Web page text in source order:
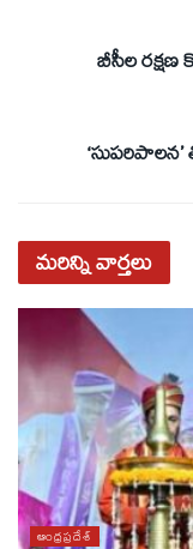
బీసీల
మరిన్నివార్తలు
ఆంధ్రప్రదేశ్